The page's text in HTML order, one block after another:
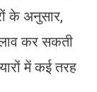
के अनुसार,
कर सकती
में कई तरह